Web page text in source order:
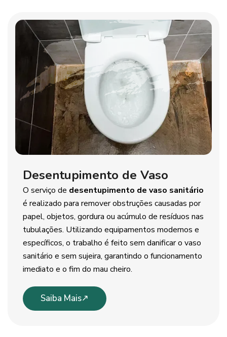
Desentupimento de Vaso
O serviço de desentupimento de vaso sanitário
é realizado para remover obstruções causadas por
papel, objetos, gordura ou acúmulo de resíduos nas
tubulações. Utilizando equipamentos modernos e
específicos, o trabalho é feito sem danificar o vaso
sanitário e sem sujeira, garantindo o funcionamento
imediato e o fim do mau cheiro.
Saiba Mais